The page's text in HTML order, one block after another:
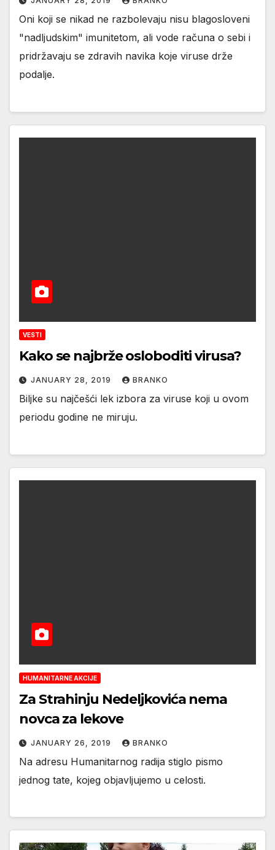
Oni koji se nikad ne razbolevaju nisu blagosloveni
"nadljudskim" imunitetom, ali vode računa o sebi i
pridržavaju se zdravih navika koje viruse drže
podalje.
VESTI
Kako se najbrže osloboditi virusa?
JANUARY 28, 2019 BRANKO
Biljke su najčešći lek izbora za viruse koji u ovom
periodu godine ne miruju.
HUMANITARNE AKCIJE
Za Strahinju Nedeljkovića nema
novca za lekove
JANUARY 26, 2019 BRANKO
Na adresu Humanitarnog radija stiglo pismo
jednog tate, kojeg objavljujemo u celosti.